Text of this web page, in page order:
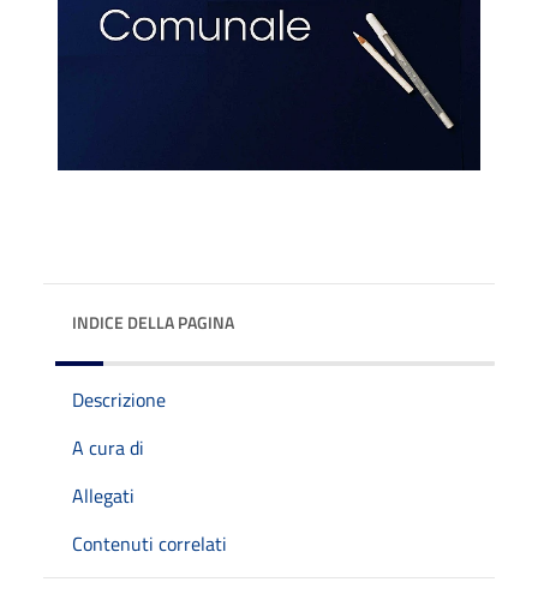
INDICE DELLA PAGINA
Descrizione
A cura di
Allegati
Contenuti correlati